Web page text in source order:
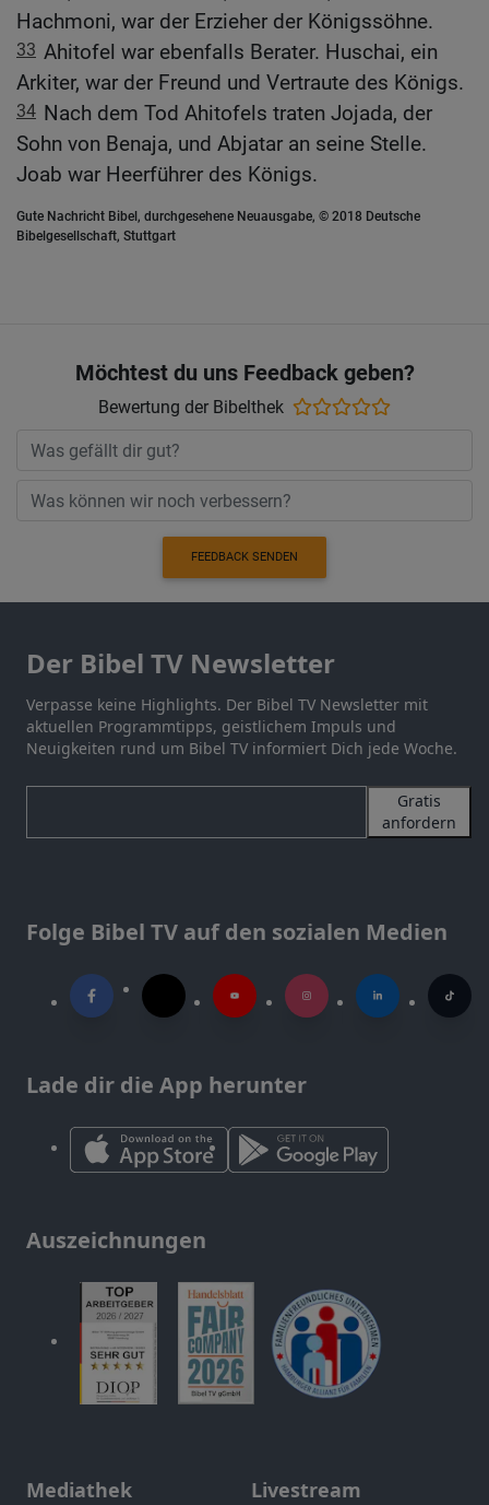
Hachmoni, war der Erzieher der Königssöhne.
33 Ahitofel war ebenfalls Berater. Huschai, ein
Arkiter, war der Freund und Vertraute des Königs.
34 Nach dem Tod Ahitofels traten Jojada, der
Sohn von Benaja, und Abjatar an seine Stelle.
Joab war Heerführer des Königs.
Gute Nachricht Bibel, durchgesehene Neuausgabe, © 2018 Deutsche
Bibelgesellschaft, Stuttgart
Möchtest du uns Feedback geben?
Bewertung der Bibelthek
FEEDBACK SENDEN
Der Bibel TV Newsletter
Verpasse keine Highlights. Der Bibel TV Newsletter mit
aktuellen Programmtipps, geistlichem Impuls und
Neuigkeiten rund um Bibel TV informiert Dich jede Woche.
Gratis
anfordern
Folge Bibel TV auf den sozialen Medien
Lade dir die App herunter
Auszeichnungen
Mediathek Livestream